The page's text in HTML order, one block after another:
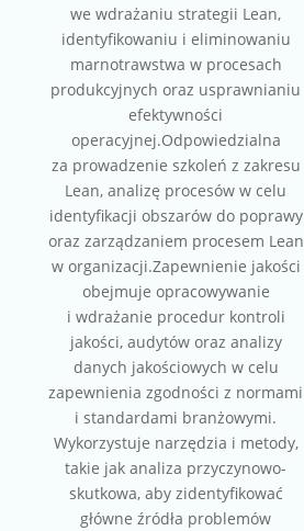
we wdrażaniu strategii Lean,
identyfikowaniu i eliminowaniu
marnotrawstwa w procesach
produkcyjnych oraz usprawnianiu
efektywności
operacyjnej.Odpowiedzialna
za prowadzenie szkoleń z zakresu
Lean, analizę procesów w celu
identyfikacji obszarów do poprawy
oraz zarządzaniem procesem Lean
w organizacji.Zapewnienie jakości
obejmuje opracowywanie
i wdrażanie procedur kontroli
jakości, audytów oraz analizy
danych jakościowych w celu
zapewnienia zgodności z normami
i standardami branżowymi.
Wykorzystuje narzędzia i metody,
takie jak analiza przyczynowo-
skutkowa, aby zidentyfikować
główne źródła problemów